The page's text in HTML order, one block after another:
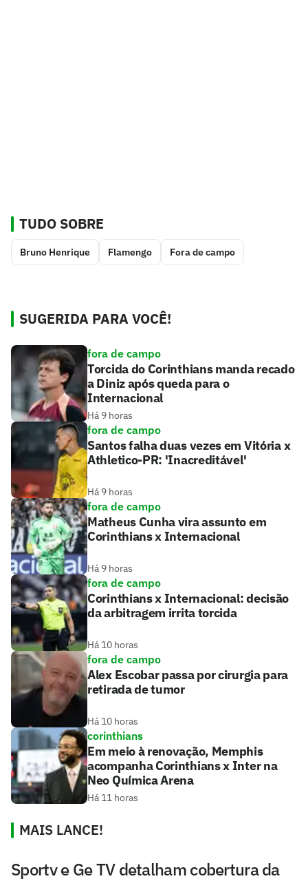
TUDO SOBRE
Bruno Henrique Flamengo Fora de campo
SUGERIDA PARA VOCÊ!
fora de campo
Torcida do Corinthians manda recado
a Diniz após queda para o
Internacional
Há 9 horas
fora de campo
Santos falha duas vezes em Vitória x
Athletico-PR: 'Inacreditável'
Há 9 horas
fora de campo
Matheus Cunha vira assunto em
Corinthians x Internacional
Há 9 horas
fora de campo
Corinthians x Internacional: decisão
da arbitragem irrita torcida
Há 10 horas
fora de campo
Alex Escobar passa por cirurgia para
retirada de tumor
Há 10 horas
corinthians
Em meio à renovação, Memphis
acompanha Corinthians x Inter na
Neo Química Arena
Há 11 horas
MAIS LANCE!
Sportv e Ge TV detalham cobertura da